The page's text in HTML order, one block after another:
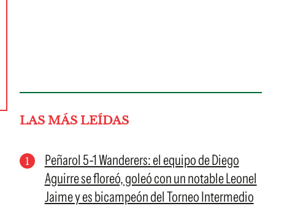
LAS MÁS LEÍDAS
Peñarol 5-1 Wanderers: el equipo de Diego
Aguirre se floreó, goleó con un notable Leonel
Jaime y es bicampeón del Torneo Intermedio